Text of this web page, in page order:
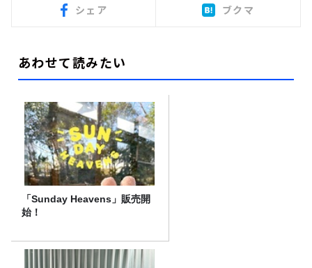
シェア ブクマ
あわせて読みたい
「Sunday Heavens」販売開
始！